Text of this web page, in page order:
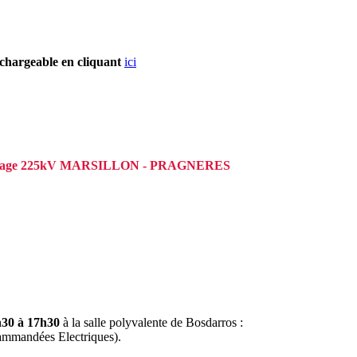
en cliquant ici
225kV MARSILLON - PRAGNERES
à 17h30 à la salle polyvalente de Bosdarros :
Electriques).